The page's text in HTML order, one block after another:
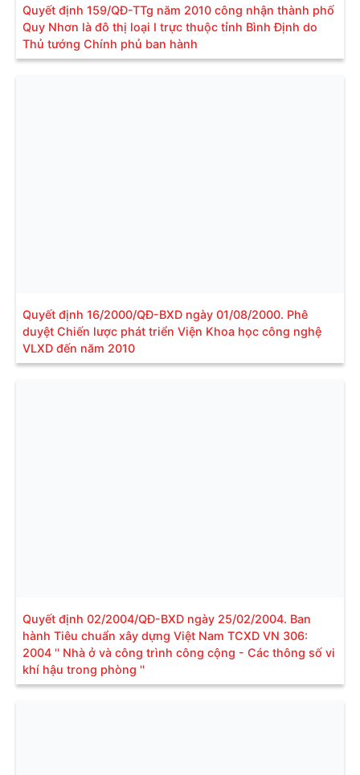
Quyết định 159/QĐ-TTg năm 2010 công nhận thành phố
Quy Nhơn là đô thị loại I trực thuộc tỉnh Bình Định do
Thủ tướng Chính phủ ban hành
Quyết định 16/2000/QĐ-BXD ngày 01/08/2000. Phê
duyệt Chiến lược phát triển Viện Khoa học công nghệ
VLXD đến năm 2010
Quyết định 02/2004/QĐ-BXD ngày 25/02/2004. Ban
hành Tiêu chuẩn xây dựng Việt Nam TCXD VN 306:
2004 '' Nhà ở và công trình công cộng - Các thông số vi
khí hậu trong phòng ''